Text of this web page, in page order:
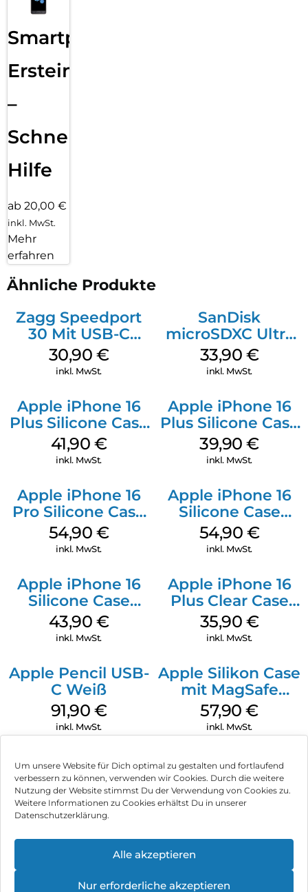
Um unsere Website für Dich optimal zu gestalten und fortlaufend
verbessern zu können, verwenden wir Cookies. Durch die weitere
Nutzung der Website stimmst Du der Verwendung von Cookies zu.
Weitere Informationen zu Cookies erhältst Du in unserer
Datenschutzerklärung.
Alle akzeptieren
Nur erforderliche akzeptieren
Smartphone
Ersteinrichtung
–
Schnelle
Hilfe
ab 20,00 €
inkl. MwSt.
Mehr
erfahren
Ähnliche Produkte
Zagg Speedport
30 Mit USB-C
Kabel Weiß
30,90 €
inkl. MwSt.
SanDisk
microSDXC Ultra
128 GB + Adapter
Mobile
33,90 €
inkl. MwSt.
Apple iPhone 16
Plus Silicone Case
MagSafe Stone
Gray
41,90 €
inkl. MwSt.
Apple iPhone 16
Plus Silicone Case
MagSafe Plum
39,90€
inkl. MwSt.
Apple iPhone 16
Pro Silicone Case
MagSafe Black
54,90 €
inkl. MwSt.
Apple iPhone 16
Silicone Case
MagSafe Black
54,90 €
inkl. MwSt.
Apple iPhone 16
Silicone Case
MagSafe Plum
43,90 €
inkl. MwSt.
Apple iPhone 16
Plus Clear Case
MagSafe
Transparent
35,90 €
inkl. MwSt.
Apple Pencil USB-
C Weiß
91,90 €
inkl. MwSt.
Apple Silikon Case
mit MagSafe
iPhone 14 Pro
(PRODUCT)RED
57,90€
inkl. MwSt.
Impressum